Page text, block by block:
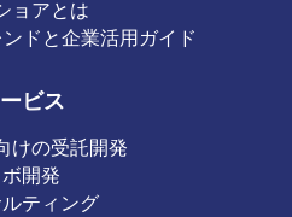
ョアとは
ドと企業活用ガイド
ビス
けの受託開発
開発
ティング